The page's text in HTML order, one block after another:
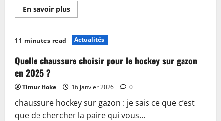
En savoir plusEn
savoir
Quelle
chaussure
pour
jouer
sur
gazon
en
2025
11 minutes read Actualités
Quelle chaussure choisir pour le hockey sur gazon
en 2025 ?
Timur Hoke 16 janvier 2026 0
chaussure hockey sur gazon : je sais ce que c’est
que de chercher la paire qui vous...